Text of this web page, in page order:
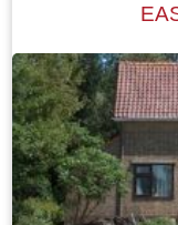
zwanenjacht.
boerderij nog
stinsgracht
aanbreng van
geërffd”
op de grootste